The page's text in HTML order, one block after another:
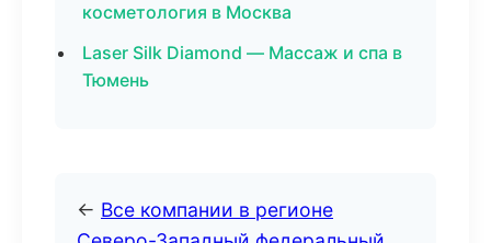
косметология в Москва
Laser Silk Diamond — Массаж и спа в
Тюмень
← Все компании в регионе